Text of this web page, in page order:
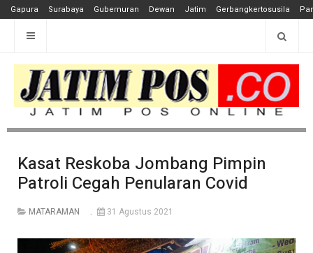
Gapura Surabaya Gubernuran Dewan Jatim Gerbangkertosusila
Kasat Reskoba Jombang Pimpin
Patroli Cegah Penularan Covid
MATARAMAN 31 Agustus 2021